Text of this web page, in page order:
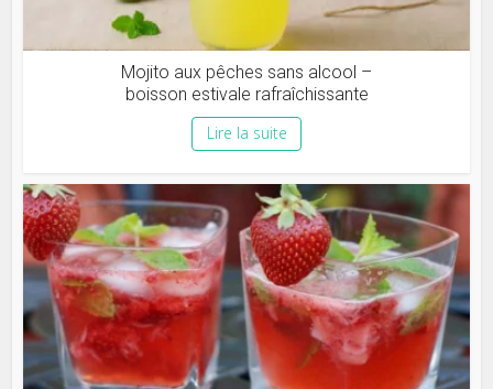
Mojito aux pêches sans alcool –
boisson estivale rafraîchissante
Lire la suite